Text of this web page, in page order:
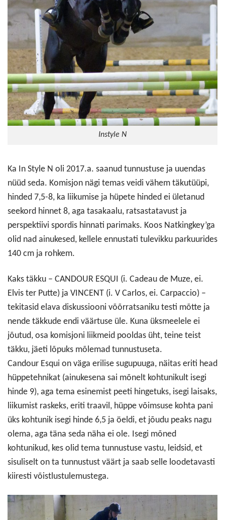
Instyle N
Ka In Style N oli 2017.a. saanud tunnustuse ja uuendas
nüüd seda. Komisjon nägi temas veidi vähem täkutüüpi,
hinded 7,5-8, ka liikumise ja hüpete hinded ei ületanud
seekord hinnet 8, aga tasakaalu, ratsastatavust ja
perspektiivi spordis hinnati parimaks. Koos Natkingkey’ga
olid nad ainukesed, kellele ennustati tulevikku parkuurides
140 cm ja rohkem.
Kaks täkku – CANDOUR ESQUI (i. Cadeau de Muze, ei.
Elvis ter Putte) ja VINCENT (i. V Carlos, ei. Carpaccio) –
tekitasid elava diskussiooni võõrratsaniku testi mõtte ja
nende täkkude endi väärtuse üle. Kuna üksmeelele ei
jõutud, osa komisjoni liikmeid pooldas üht, teine teist
täkku, jäeti lõpuks mõlemad tunnustuseta.
Candour Esqui on väga erilise sugupuuga, näitas eriti head
hüppetehnikat (ainukesena sai mõnelt kohtunikult isegi
hinde 9), aga tema esinemist peeti hingetuks, isegi laisaks,
liikumist raskeks, eriti traavil, hüppe võimsuse kohta pani
üks kohtunik isegi hinde 6,5 ja öeldi, et jõudu peaks nagu
olema, aga täna seda näha ei ole. Isegi mõned
kohtunikud, kes olid tema tunnustuse vastu, leidsid, et
sisuliselt on ta tunnustust väärt ja saab selle loodetavasti
kiiresti võistlustulemustega.